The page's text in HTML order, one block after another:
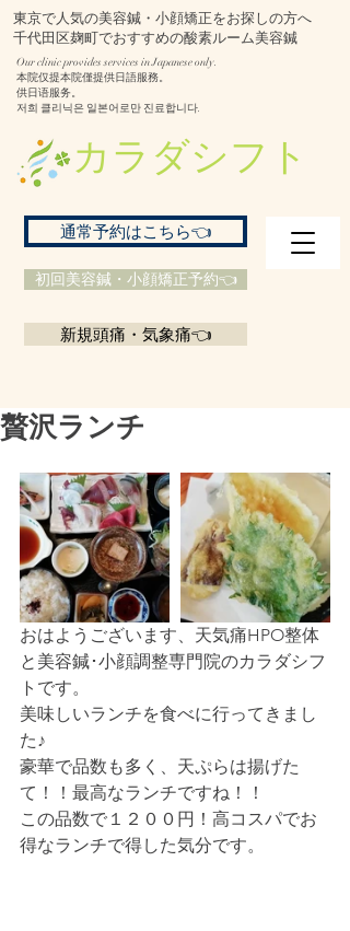
東京で人気の美容鍼・小顔矯正をお探しの方へ
千代田区麹町でおすすめの酸素ルーム美容鍼
​カラダシフト
初回美容鍼・小顔矯正予約👈
通常予約はこちら👈
新規頭痛・気象痛👈
Our clinic provides services in Japanese only.
本院仅提本院僅提供日語服務。
供日语服务。
저희 클리닉은 일본어로만 진료합니다.
贅沢ランチ
おはようございます、天気痛HPO整体
と美容鍼･小顔調整専門院のカラダシフ
トです。
美味しいランチを食べに行ってきまし
た♪
豪華で品数も多く、天ぷらは揚げた
て！！最高なランチですね！！
この品数で１２００円！高コスパでお
得なランチで得した気分です。